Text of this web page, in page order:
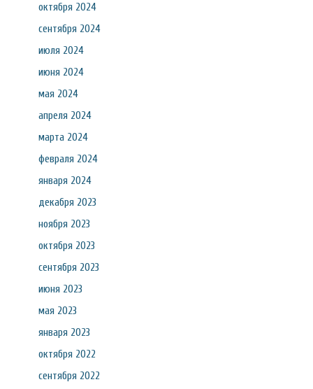
октября 2024
сентября 2024
июля 2024
июня 2024
мая 2024
апреля 2024
марта 2024
февраля 2024
января 2024
декабря 2023
ноября 2023
октября 2023
сентября 2023
июня 2023
мая 2023
января 2023
октября 2022
сентября 2022